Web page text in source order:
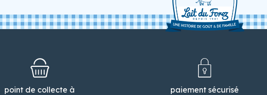
point de collecte à
paiement sécurisé